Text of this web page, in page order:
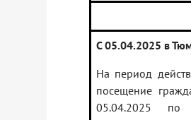
С 05.04.2025 в
На период
посещение
05.04.2025 по